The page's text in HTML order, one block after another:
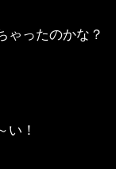
ゃったのかな？
い！